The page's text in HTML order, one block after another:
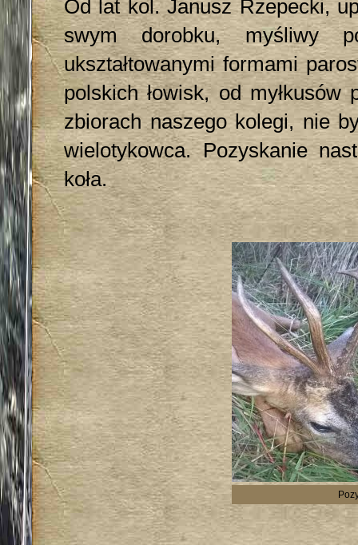
Od lat kol. Janusz Rzepecki,
swym dorobku, myśliwy
ukształtowanymi formami
polskich łowisk, od
zbiorach naszego kolegi, nie
wielotykowca. Pozyskanie
koła.